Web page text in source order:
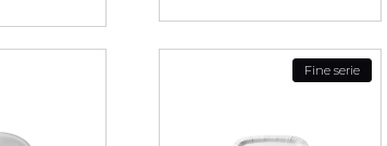
Fine serie